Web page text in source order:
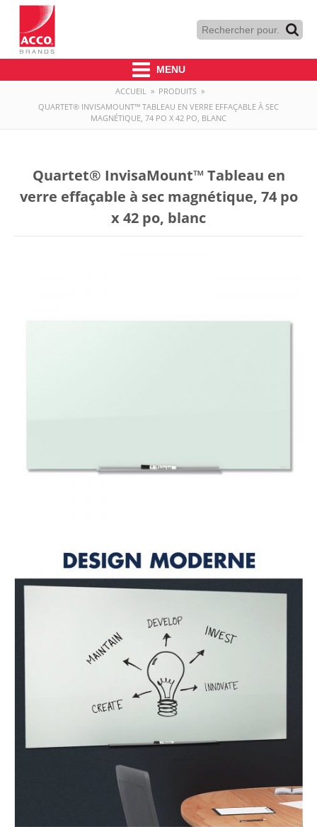
MENU
ACCUEIL » PRODUITS »
QUARTET® INVISAMOUNT™ TABLEAU EN VERRE EFFAÇABLE À SEC
MAGNÉTIQUE, 74 PO X 42 PO, BLANC
Quartet® InvisaMount™ Tableau en
verre effaçable à sec magnétique, 74 po
x 42 po, blanc